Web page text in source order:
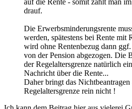
drauf.
Die Erwerbsminderungsrente
werden, spätestens bei Rente mit
wird ohne Rentenbezug dann
von der Pension abgezogen. Die
der Regelaltersgrenze natürlich
Nachricht über die Rente...
Daher bringt das Nichtbeantragen
Regelaltersgrenze rein nicht !